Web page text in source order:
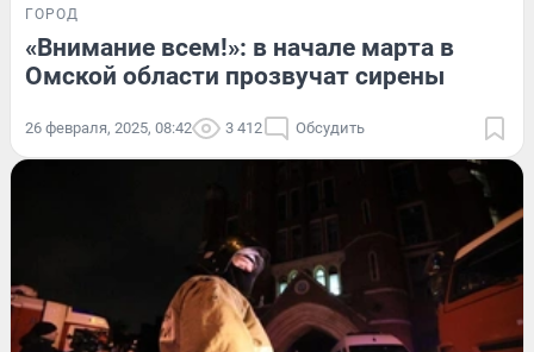
ГОРОД
«Внимание всем!»: в начале марта в
Омской области прозвучат сирены
26 февраля, 2025, 08:42 3 412 Обсудить